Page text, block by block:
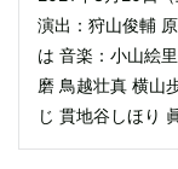
演出：狩山俊輔
は 音楽：小山絵
磨 鳥越壮真 横山
じ 貫地谷しほり